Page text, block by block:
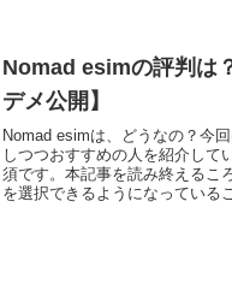
Nomad esimの評判は
デメ公開】
Nomad esimは、どうなの？今
しつつおすすめの人を紹介して
須です。本記事を読み終えるこ
を選択できるようになっている